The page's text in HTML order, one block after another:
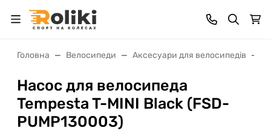
Головна Велосипеди Аксесуари для велосипедів
Насос для велосипеда
Tempesta T-MINI Black (FSD-
PUMP130003)